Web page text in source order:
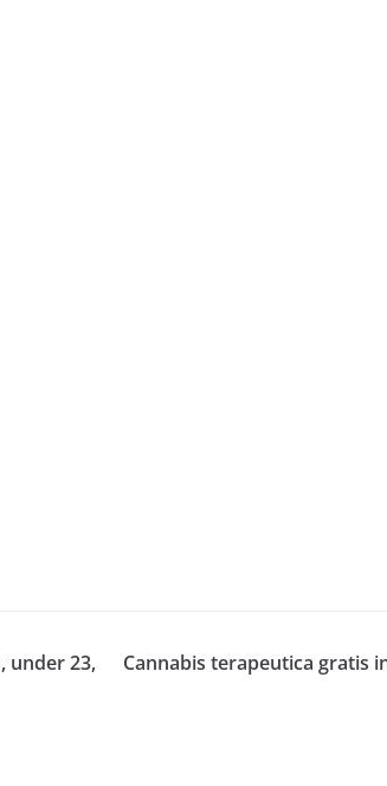
under 23,
Cannabis terapeutica gratis